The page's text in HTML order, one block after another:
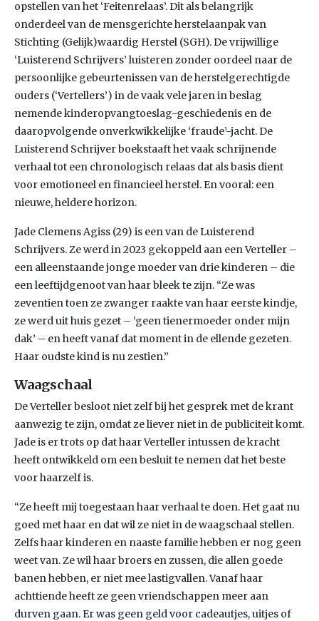
opstellen van het ‘Feitenrelaas’. Dit als belangrijk
onderdeel van de mensgerichte herstelaanpak van
Stichting (Gelijk)waardig Herstel (SGH). De vrijwillige
‘Luisterend Schrijvers’ luisteren zonder oordeel naar de
persoonlijke gebeurtenissen van de herstelgerechtigde
ouders (‘Vertellers’) in de vaak vele jaren in beslag
nemende kinderopvangtoeslag-geschiedenis en de
daaropvolgende onverkwikkelijke ‘fraude’-jacht. De
Luisterend Schrijver boekstaaft het vaak schrijnende
verhaal tot een chronologisch relaas dat als basis dient
voor emotioneel en financieel herstel. En vooral: een
nieuwe, heldere horizon.
Jade Clemens Agiss (29) is een van de Luisterend
Schrijvers. Ze werd in 2023 gekoppeld aan een Verteller –
een alleenstaande jonge moeder van drie kinderen – die
een leeftijdgenoot van haar bleek te zijn. “Ze was
zeventien toen ze zwanger raakte van haar eerste kindje,
ze werd uit huis gezet – ‘geen tienermoeder onder mijn
dak’ – en heeft vanaf dat moment in de ellende gezeten.
Haar oudste kind is nu zestien.”
Waagschaal
De Verteller besloot niet zelf bij het gesprek met de krant
aanwezig te zijn, omdat ze liever niet in de publiciteit komt.
Jade is er trots op dat haar Verteller intussen de kracht
heeft ontwikkeld om een besluit te nemen dat het beste
voor haarzelf is.
“Ze heeft mij toegestaan haar verhaal te doen. Het gaat nu
goed met haar en dat wil ze niet in de waagschaal stellen.
Zelfs haar kinderen en naaste familie hebben er nog geen
weet van. Ze wil haar broers en zussen, die allen goede
banen hebben, er niet mee lastigvallen. Vanaf haar
achttiende heeft ze geen vriendschappen meer aan
durven gaan. Er was geen geld voor cadeautjes, uitjes of